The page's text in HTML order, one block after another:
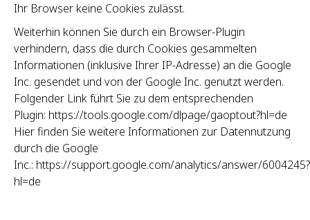
Ihr Browser keine Cookies zulässt.
Weiterhin können Sie durch ein Browser-Plugin
verhindern, dass die durch Cookies gesammelten
Informationen (inklusive Ihrer IP-Adresse) an die Google
Inc. gesendet und von der Google Inc. genutzt werden.
Folgender Link führt Sie zu dem entsprechenden
Plugin: https://tools.google.com/dlpage/gaoptout?hl=de
Hier finden Sie weitere Informationen zur Datennutzung
durch die Google
Inc.: https://support.google.com/analytics/answer/6004245?
hl=de